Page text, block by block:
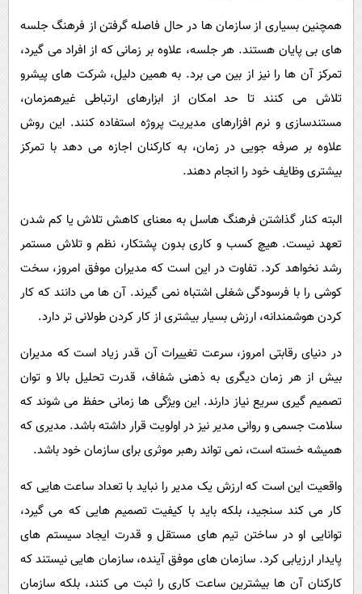
همچنین بسیاری از سازمان ها در حال فاصله گرفتن از فرهنگ جلسه
های بی پایان هستند. هر جلسه، علاوه بر زمانی که از افراد می گیرد،
تمرکز آن ها را نیز از بین می برد. به همین دلیل، شرکت های پیشرو
تلاش می کنند تا حد امکان از ابزارهای ارتباطی غیرهمزمان،
مستندسازی و نرم افزارهای مدیریت پروژه استفاده کنند. این روش
علاوه بر صرفه جویی در زمان، به کارکنان اجازه می دهد با تمرکز
بیشتری وظایف خود را انجام دهند.
البته کنار گذاشتن فرهنگ هاسل به معنای کاهش تلاش یا کم شدن
تعهد نیست. هیچ کسب و کاری بدون پشتکار، نظم و تلاش مستمر
رشد نخواهد کرد. تفاوت در این است که مدیران موفق امروز، سخت
کوشی را با فرسودگی شغلی اشتباه نمی گیرند. آن ها می دانند که کار
کردن هوشمندانه، ارزش بسیار بیشتری از کار کردن طولانی تر دارد.
در دنیای رقابتی امروز، سرعت تغییرات آن قدر زیاد است که مدیران
بیش از هر زمان دیگری به ذهنی شفاف، قدرت تحلیل بالا و توان
تصمیم گیری سریع نیاز دارند. این ویژگی ها زمانی حفظ می شوند که
سلامت جسمی و روانی مدیر نیز در اولویت قرار داشته باشد. مدیری که
همیشه خسته است، نمی تواند رهبر موثری برای سازمان خود باشد.
واقعیت این است که ارزش یک مدیر را نباید با تعداد ساعت هایی که
کار می کند سنجید، بلکه باید با کیفیت تصمیم هایی که می گیرد،
توانایی او در ساختن تیم های مستقل و قدرت ایجاد سیستم های
پایدار ارزیابی کرد. سازمان های موفق آینده، سازمان هایی نیستند که
کارکنان آن ها بیشترین ساعت کاری را ثبت می کنند، بلکه سازمان